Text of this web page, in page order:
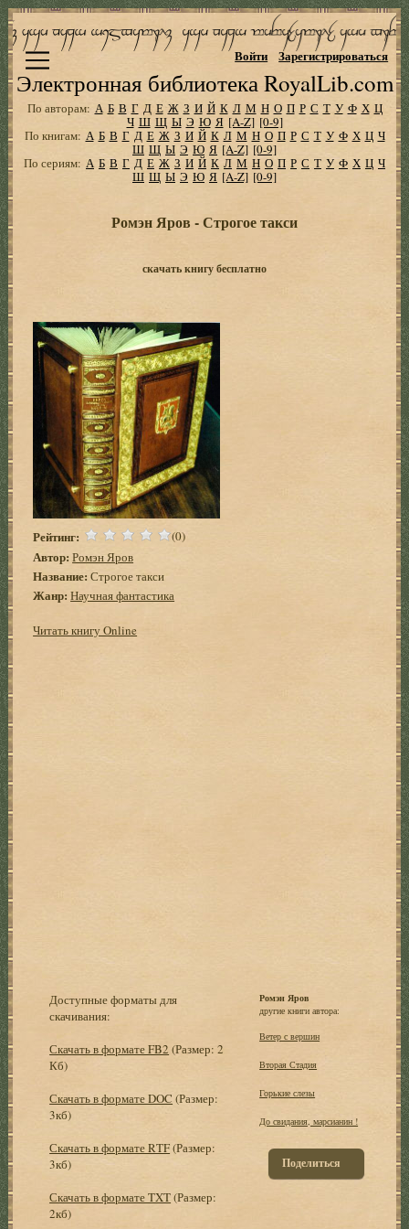
Электронная библиотека RoyalLib.com
Войти Зарегистрироваться
По авторам: А Б В Г Д Е Ж З И Й К Л М Н О П Р С Т У Ф Х Ц
Ч Ш Щ Ы Э Ю Я [A-Z] [0-9]
По книгам: А Б В Г Д Е Ж З И Й К Л М Н О П Р С Т У Ф Х Ц Ч
Ш Щ Ы Э Ю Я [A-Z] [0-9]
По сериям: А Б В Г Д Е Ж З И Й К Л М Н О П Р С Т У Ф Х Ц Ч
Ш Щ Ы Э Ю Я [A-Z] [0-9]
Ромэн Яров - Строгое такси
скачать книгу бесплатно
Рейтинг: (0)
Автор: Ромэн Яров
Название: Строгое такси
Жанр: Научная фантастика
Читать книгу Online
Доступные форматы для
скачивания:
Скачать в формате FB2 (Размер: 2
Кб)
Скачать в формате DOC (Размер:
3кб)
Скачать в формате RTF(Размер:
3кб)
Скачать в формате TXT(Размер:
2кб)
Ромэн Яров
другие книги автора:
Ветер с вершин
Вторая Стадия
Горькие слезы
До свидания, марсианин !
Поделиться